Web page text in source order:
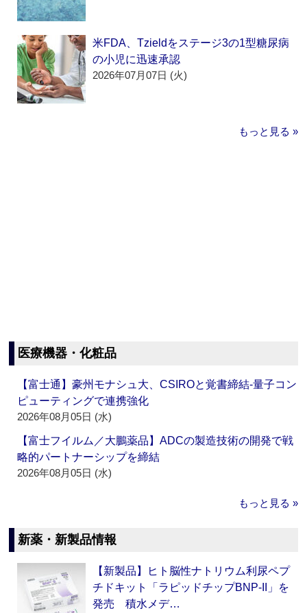
米FDA、Tzieldをステージ3の1型糖尿病
の小児に迅速承認
2026年07月07日 (火)
もっと見る »
医療機器・化粧品
【富士通】豪州モナシュ大、CSIROと覚書締結‐量子コン
ピューティングで連携強化
2026年08月05日 (水)
【富士フイルム／大鵬薬品】ADCの製造技術の開発で戦
略的パートナーシップを締結
2026年08月05日 (水)
もっと見る »
新薬・新製品情報
【新製品】ヒト脳性ナトリウム利尿ペプ
チドキット「ラピッドチップBNP-II」を
発売 積水メデ…